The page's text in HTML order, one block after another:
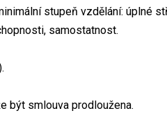
stupeň vzdělání: úplné
samostatnost.
být smlouva prodloužena.